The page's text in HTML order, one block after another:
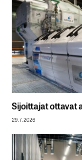
Sijoittajat ottavat
29.7.2026